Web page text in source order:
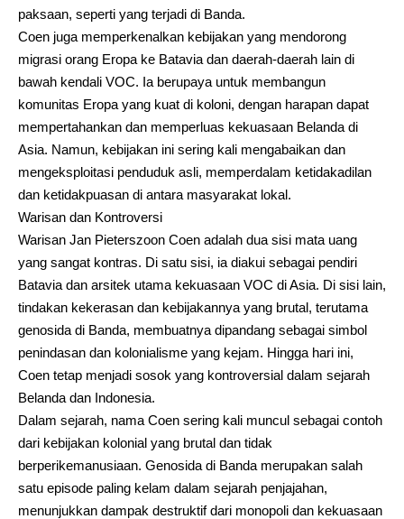
paksaan, seperti yang terjadi di Banda.
Coen juga memperkenalkan kebijakan yang mendorong
migrasi orang Eropa ke Batavia dan daerah-daerah lain di
bawah kendali VOC. Ia berupaya untuk membangun
komunitas Eropa yang kuat di koloni, dengan harapan dapat
mempertahankan dan memperluas kekuasaan Belanda di
Asia. Namun, kebijakan ini sering kali mengabaikan dan
mengeksploitasi penduduk asli, memperdalam ketidakadilan
dan ketidakpuasan di antara masyarakat lokal.
Warisan dan Kontroversi
Warisan Jan Pieterszoon Coen adalah dua sisi mata uang
yang sangat kontras. Di satu sisi, ia diakui sebagai pendiri
Batavia dan arsitek utama kekuasaan VOC di Asia. Di sisi lain,
tindakan kekerasan dan kebijakannya yang brutal, terutama
genosida di Banda, membuatnya dipandang sebagai simbol
penindasan dan kolonialisme yang kejam. Hingga hari ini,
Coen tetap menjadi sosok yang kontroversial dalam sejarah
Belanda dan Indonesia.
Dalam sejarah, nama Coen sering kali muncul sebagai contoh
dari kebijakan kolonial yang brutal dan tidak
berperikemanusiaan. Genosida di Banda merupakan salah
satu episode paling kelam dalam sejarah penjajahan,
menunjukkan dampak destruktif dari monopoli dan kekuasaan